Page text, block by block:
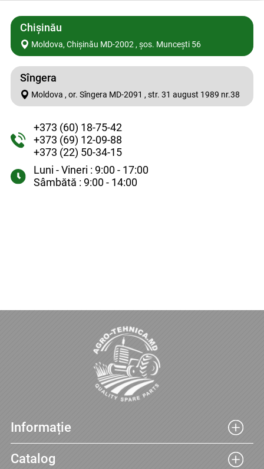
Chișinău
Moldova, Chișinău MD-2002 , șos. Muncești 56
Sîngera
Moldova , or. Sîngera MD-2091 , str. 31 august 1989 nr.38
+373 (60) 18-75-42
+373 (69) 12-09-88
+373 (22) 50-34-15
Luni - Vineri : 9:00 - 17:00
Sâmbătă : 9:00 - 14:00
Informație
Catalog